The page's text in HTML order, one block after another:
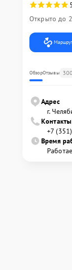
Открыто до
ОбзорОтзывы 300
Адрес
г.
Контакты
+7
Время